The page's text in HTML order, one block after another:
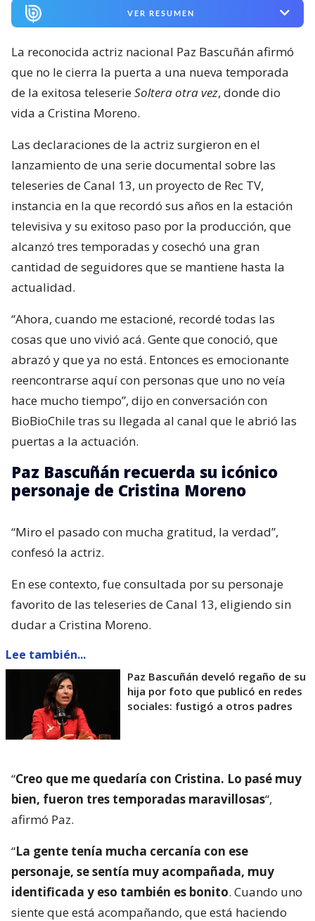
VER RESUMEN
La reconocida actriz nacional Paz Bascuñán afirmó
que no le cierra la puerta a una nueva temporada
de la exitosa teleserieSoltera otra vez, donde dio
vida a Cristina Moreno.
Las declaraciones de la actriz surgieron en el
lanzamiento de una serie documental sobre las
teleseries de Canal 13, un proyecto de Rec TV,
instancia en la que recordó sus años en la estación
televisiva y su exitoso paso por la producción, que
alcanzó tres temporadas y cosechó una gran
cantidad de seguidores que se mantiene hasta la
actualidad.
“Ahora, cuando me estacioné, recordé todas las
cosas que uno vivió acá. Gente que conoció, que
abrazó y que ya no está. Entonces es emocionante
reencontrarse aquí con personas que uno no veía
hace mucho tiempo”, dijo en conversación con
BioBioChile tras su llegada al canal que le abrió las
puertas a la actuación.
Paz Bascuñán recuerda su icónico
personaje de Cristina Moreno
“Miro el pasado con mucha gratitud, la verdad”,
confesó la actriz.
En ese contexto, fue consultada por su personaje
favorito de las teleseries de Canal 13, eligiendo sin
dudar a Cristina Moreno.
Lee también...
Paz Bascuñán develó regaño de su
hija por foto que publicó en redes
sociales: fustigó a otros padres
“Creo que me quedaría con Cristina. Lo pasé muy
bien, fueron tres temporadas maravillosas“,
afirmó Paz.
“La gente tenía mucha cercanía con ese
personaje, se sentía muy acompañada, muy
identificada y eso también es bonito. Cuando uno
siente que está acompañando, que está haciendo